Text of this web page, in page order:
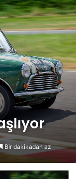
Bir dakikadan az